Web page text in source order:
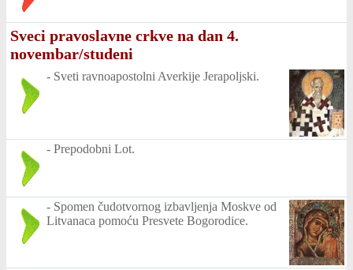
Sveci pravoslavne crkve na dan 4.
novembar/studeni
- Sveti ravnoapostolni Averkije Jerapoljski.
- Prepodobni Lot.
- Spomen čudotvornog izbavljenja Moskve od
Litvanaca pomoću Presvete Bogorodice.